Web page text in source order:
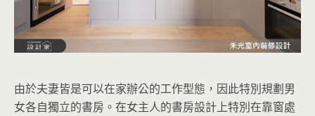
由於夫妻皆是可以在家辦公的工作型態，因此特別規劃男
女各自獨立的書房。在女主人的書房設計上特別在靠窗處